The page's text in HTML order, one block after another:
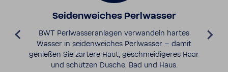
Seiden­wei­ches Perl­wasser
BWT Perl­was­ser­an­lagen verwan­deln hartes
Wasser in seiden­wei­ches Perl­wasser – damit
genießen Sie zartere Haut, geschmei­di­geres Haar
und schützen Dusche, Bad und Haus.